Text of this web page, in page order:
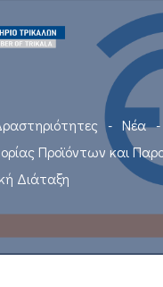
Νέα
Προϊόντων και
Διάταξη